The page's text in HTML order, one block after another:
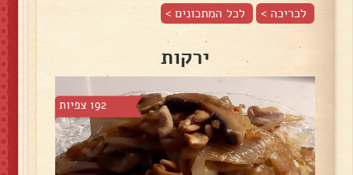
לכריכה > לכל המתכונים >
ירקות
192 צפיות